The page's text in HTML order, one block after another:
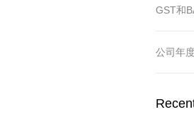
GST和
公司年